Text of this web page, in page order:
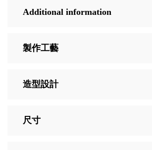
Additional information
製作工藝
造型設計
尺寸